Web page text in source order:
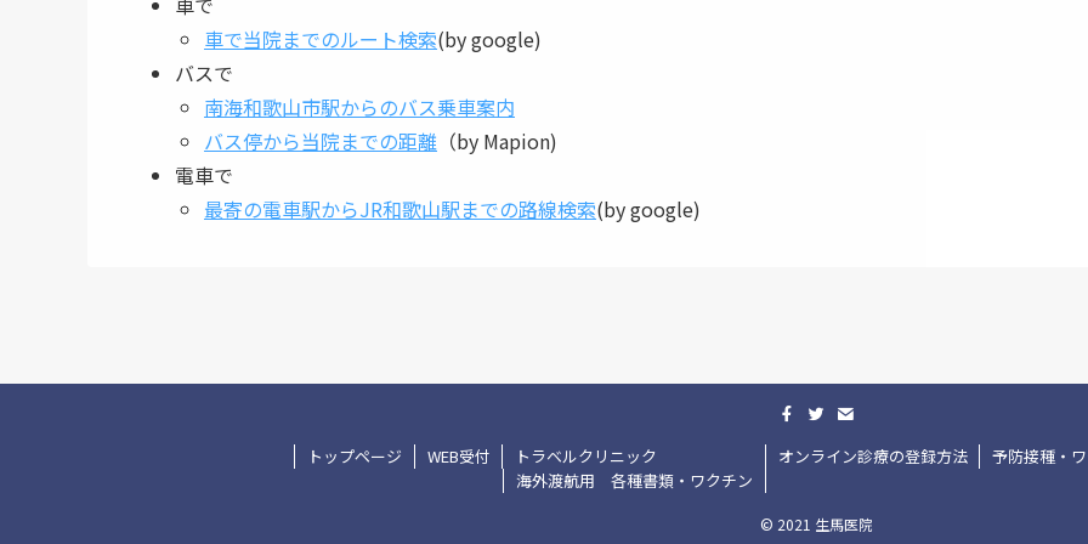
車で当院までのルート検索(by google)
バスで
南海和歌山市駅からのバス乗車案内
バス停から当院までの距離 （by Mapion)
電車で
最寄の電車駅からJR和歌山駅までの路線検索(by google)
トップページ WEB受付
トラベルクリニック
海外渡航用 各種書類・ワクチン
オンライン診療の登録方法 予防接種・
© 2021 生馬医院